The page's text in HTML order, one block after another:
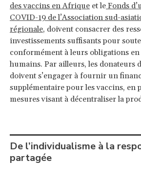
des vaccins en Afrique et le Fonds
COVID-19 de l’Association sud-
régionale, doivent consacrer des
investissements suffisants pour
conformément à leurs obligations
humains. Par ailleurs, les donateurs
doivent s’engager à fournir un
supplémentaire pour les vaccins, en
mesures visant à décentraliser la
De l’individualisme à la
partagée